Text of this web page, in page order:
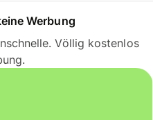
Werbung
Völlig kostenlos